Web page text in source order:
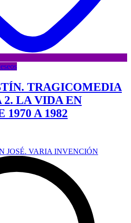
TRAGICOMEDIA
LA VIDA EN
1970 A 1982